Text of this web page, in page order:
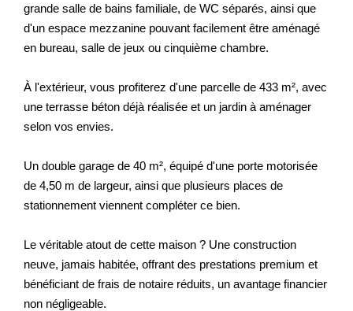
grande salle de bains familiale, de WC séparés, ainsi que
d'un espace mezzanine pouvant facilement être aménagé
en bureau, salle de jeux ou cinquième chambre.
À l'extérieur, vous profiterez d'une parcelle de 433 m², avec
une terrasse béton déjà réalisée et un jardin à aménager
selon vos envies.
Un double garage de 40 m², équipé d'une porte motorisée
de 4,50 m de largeur, ainsi que plusieurs places de
stationnement viennent compléter ce bien.
Le véritable atout de cette maison ? Une construction
neuve, jamais habitée, offrant des prestations premium et
bénéficiant de frais de notaire réduits, un avantage financier
non négligeable.